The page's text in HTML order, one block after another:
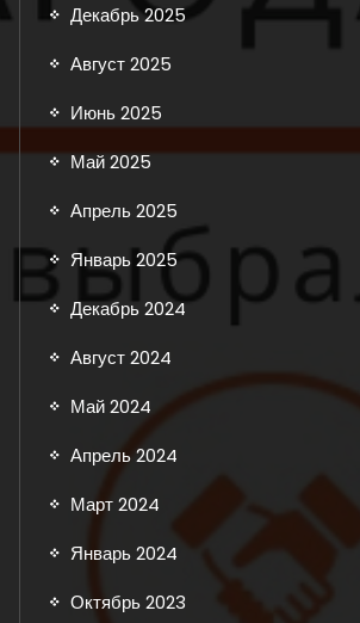
Декабрь 2025
Август 2025
Июнь 2025
Май 2025
Апрель 2025
Январь 2025
Декабрь 2024
Август 2024
Май 2024
Апрель 2024
Март 2024
Январь 2024
Октябрь 2023